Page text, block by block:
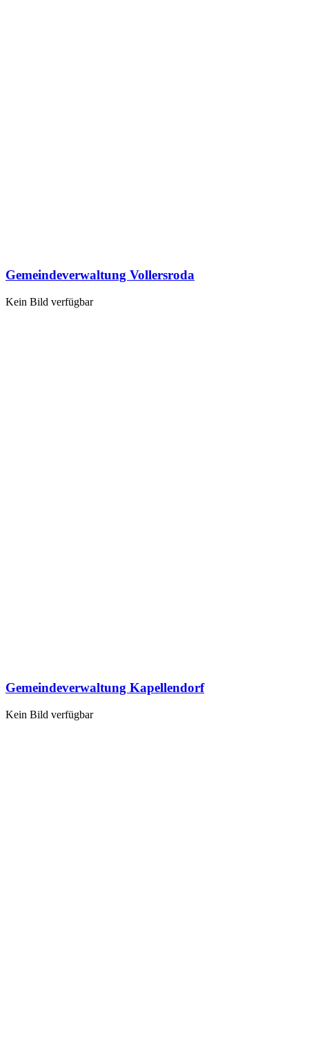
Gemeindeverwaltung Vollersroda
Kein Bild verfügbar
Gemeindeverwaltung Kapellendorf
Kein Bild verfügbar